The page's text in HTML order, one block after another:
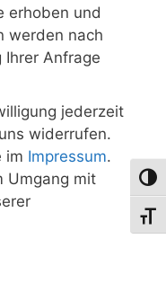
erhoben und
werden nach
Ihrer Anfrage
jederzeit
widerrufen.
im Impressum.
Umgang mit